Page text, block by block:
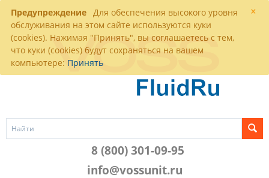
×
Предупреждение Для обеспечения высокого уровня
обслуживания на этом сайте используются куки
(cookies). Нажимая "Принять", вы соглашаетесь с тем,
что куки (cookies) будут сохраняться на вашем
компьютере: Принять
8 (800) 301-09-95
info@vossunit.ru